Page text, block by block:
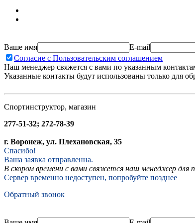
Ваше имя E-mail
Согласие с Пользовательским соглашением
Наш менеджер свяжется с вами по указанным
Указанные контакты будут использованы только для
Спортинструктор, магазин
277-51-32; 272-78-39
г. Воронеж, ул. Плехановская, 35
Спасибо!
Ваша заявка отправленна.
В скором времени с вами свяжется наш менеджер для
Сервер временно недоступен, попробуйте позднее
Обратный звонок